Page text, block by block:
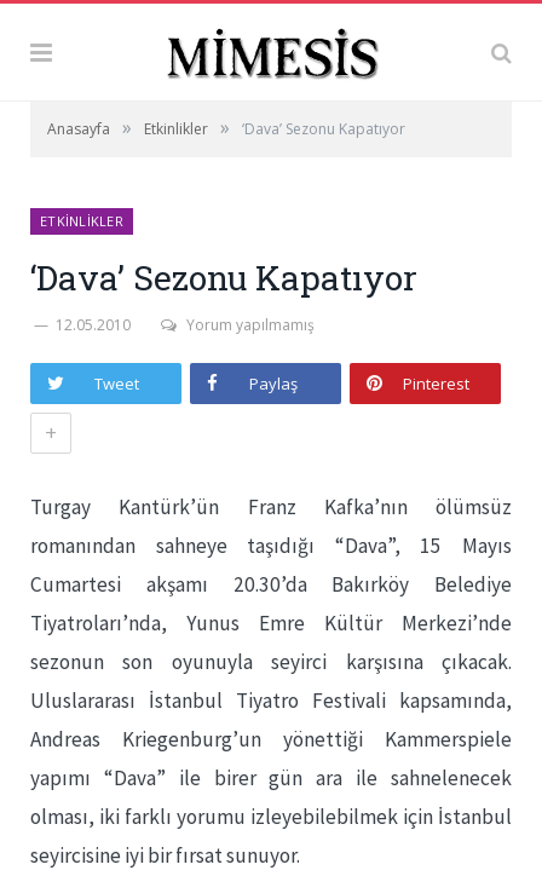
Anasayfa » Etkinlikler » ‘Dava’ Sezonu Kapatıyor
ETKINLIKLER
‘Dava’ Sezonu Kapatıyor
12.05.2010 Yorum yapılmamış
Tweet Paylaş Pinterest
+
Turgay Kantürk’ün Franz Kafka’nın ölümsüz
romanından sahneye taşıdığı “Dava”, 15 Mayıs
Cumartesi akşamı 20.30’da Bakırköy Belediye
Tiyatroları’nda, Yunus Emre Kültür Merkezi’nde
sezonun son oyunuyla seyirci karşısına çıkacak.
Uluslararası İstanbul Tiyatro Festivali kapsamında,
Andreas Kriegenburg’un yönettiği Kammerspiele
yapımı “Dava” ile birer gün ara ile sahnelenecek
olması, iki farklı yorumu izleyebilebilmek için İstanbul
seyircisine iyi bir fırsat sunuyor.